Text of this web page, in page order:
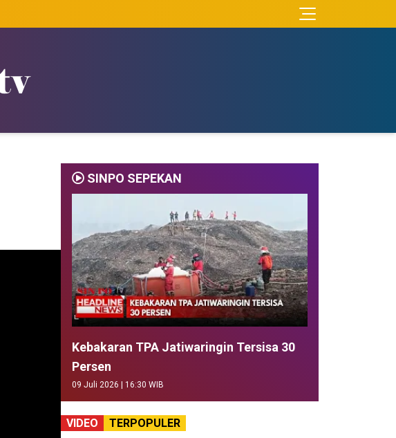
SINPO SEPEKAN
Kebakaran TPA Jatiwaringin Tersisa 30
Persen
09 Juli 2026 | 16:30 WIB
VIDEO TERPOPULER